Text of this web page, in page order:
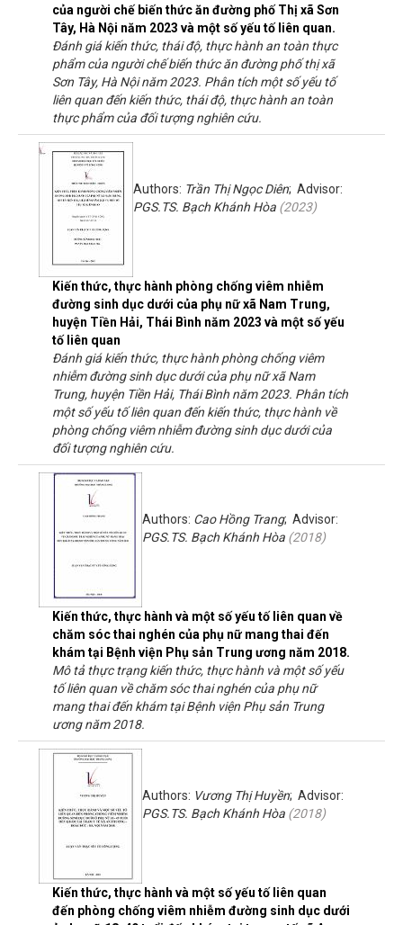
của người chế biến thức ăn đường phố Thị xã Sơn
Tây, Hà Nội năm 2023 và một số yếu tố liên quan.
Đánh giá kiến thức, thái độ, thực hành an toàn thực
phẩm của người chế biến thức ăn đường phố thị xã
Sơn Tây, Hà Nội năm 2023. Phân tích một số yếu tố
liên quan đến kiến thức, thái độ, thực hành an toàn
thực phẩm của đối tượng nghiên cứu.
Kiến thức, thực hành phòng chống viêm nhiễm
đường sinh dục dưới của phụ nữ xã Nam Trung,
huyện Tiền Hải, Thái Bình năm 2023 và một số yếu
tố liên quan
Authors: Trần Thị Ngọc Diên; Advisor:
PGS.TS. Bạch Khánh Hòa (2023)
Đánh giá kiến thức, thực hành phòng chống viêm
nhiễm đường sinh dục dưới của phụ nữ xã Nam
Trung, huyện Tiền Hải, Thái Bình năm 2023. Phân tích
một số yếu tố liên quan đến kiến thức, thực hành về
phòng chống viêm nhiễm đường sinh dục dưới của
đối tượng nghiên cứu.
Kiến thức, thực hành và một số yếu tố liên quan về
chăm sóc thai nghén của phụ nữ mang thai đến
khám tại Bệnh viện Phụ sản Trung ương năm 2018.
Authors: Cao Hồng Trang; Advisor:
PGS.TS. Bạch Khánh Hòa (2018)
Mô tả thực trạng kiến thức, thực hành và một số yếu
tố liên quan về chăm sóc thai nghén của phụ nữ
mang thai đến khám tại Bệnh viện Phụ sản Trung
ương năm 2018.
Kiến thức, thực hành và một số yếu tố liên quan
đến phòng chống viêm nhiễm đường sinh dục dưới
Authors: Vương Thị Huyền; Advisor:
PGS.TS. Bạch Khánh Hòa (2018)